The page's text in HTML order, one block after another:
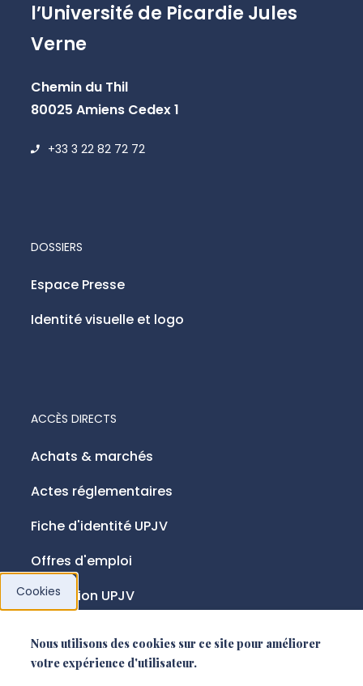
l’Université de Picardie Jules
Verne
Chemin du Thil
80025 Amiens Cedex 1
+33 3 22 82 72 72
ACCÈS DIRECTS
Achats & marchés
Actes réglementaires
Fiche d'identité UPJV
Offres d'emploi
Fondation UPJV
DOSSIERS
Espace Presse
Identité visuelle et logo
NOUS SUIVRE
Cookies
Nous utilisons des cookies sur ce site pour améliorer
votre expérience d'utilisateur.